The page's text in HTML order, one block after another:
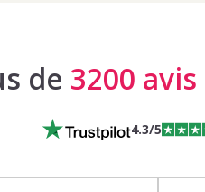
de 3200 avis
4.3/5